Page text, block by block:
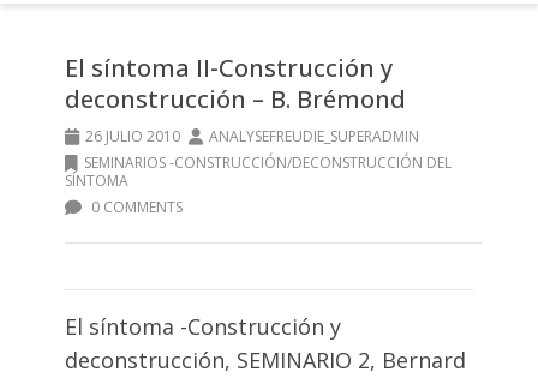
El síntoma II-Construcción y
deconstrucción – B. Brémond
26 JULIO 2010
ANALYSEFREUDIE_SUPERADMIN
SEMINARIOS -CONSTRUCCIÓN/DECONSTRUCCIÓN DEL
SÍNTOMA
0 COMMENTS
El síntoma -Construcción y
deconstrucción, SEMINARIO 2, Bernard